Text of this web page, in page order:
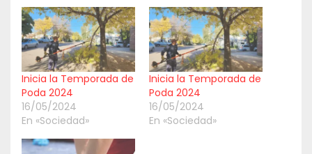
Inicia la Temporada de
Poda 2024
16/05/2024
En «Sociedad»
Inicia la Temporada de
Poda 2024
16/05/2024
En «Sociedad»